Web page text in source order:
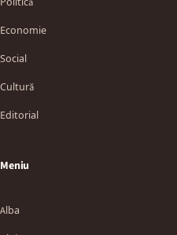
Economie
Social
Cultură
Editorial
Meniu
Alba